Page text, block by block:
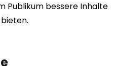
Publikum bessere Inhalte